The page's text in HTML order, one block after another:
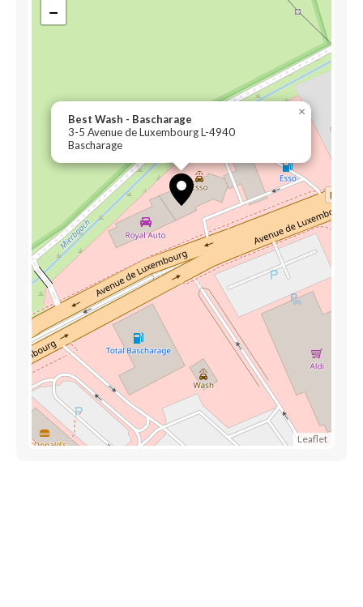
Best Wash - Bascharage
3-5 Avenue de Luxembourg L-4940
Bascharage
×
−
Leaflet